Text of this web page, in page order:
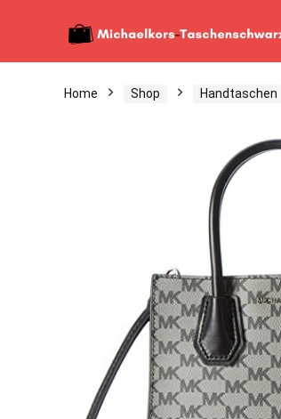
Home Shop Handtaschen